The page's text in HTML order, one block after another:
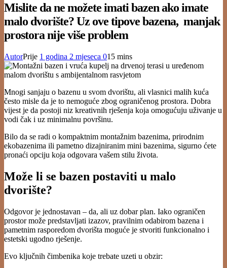
Mislite da ne možete imati bazen ako imate
malo dvorište? Uz ove tipove bazena, manjak
prostora nije više problem
AutorPrije 1 godina 2 mjeseca 015 mins
Mnogi sanjaju o bazenu u svom dvorištu, ali vlasnici malih kuća
često misle da je to nemoguće zbog ograničenog prostora. Dobra
vijest je da postoji niz kreativnih rješenja koja omogućuju uživanje u
vodi čak i uz minimalnu površinu.
Bilo da se radi o kompaktnim montažnim bazenima, prirodnim
ekobazenima ili pametno dizajniranim mini bazenima, sigurno ćete
pronaći opciju koja odgovara vašem stilu života.
Može li se bazen postaviti u malo
dvorište?
Odgovor je jednostavan – da, ali uz dobar plan. Iako ograničen
prostor može predstavljati izazov, pravilnim odabirom bazena i
pametnim rasporedom dvorišta moguće je stvoriti funkcionalno i
estetski ugodno rješenje.
Evo ključnih čimbenika koje trebate uzeti u obzir: